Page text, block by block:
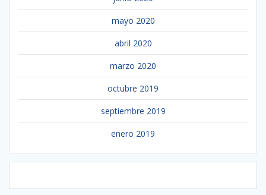
mayo 2020
abril 2020
marzo 2020
octubre 2019
septiembre 2019
enero 2019